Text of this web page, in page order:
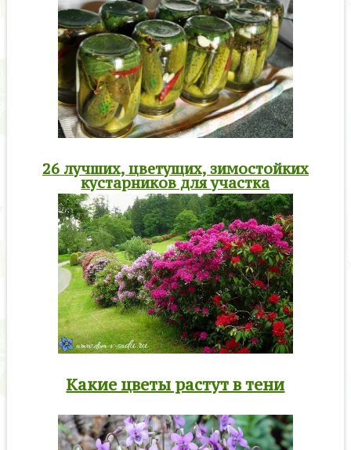
26 лучших, цветущих, зимостойких
кустарников для участка
Какие цветы растут в тени